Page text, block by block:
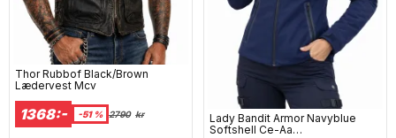
Thor Rubbof Black/Brown
Lædervest Mcv
1368:- -51 % 2790 kr
Lady Bandit Armor Navyblue
Softshell Ce-Aa